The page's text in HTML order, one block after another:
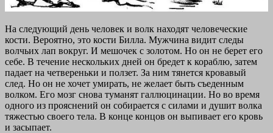
На следующий день человек и волк находят человеческие
кости. Вероятно, это кости Билла. Мужчина видит следы
волчьих лап вокруг. И мешочек с золотом. Но он не берет его
себе. В течение нескольких дней он бредет к кораблю, затем
падает на четвереньки и ползет. За ним тянется кровавый
след. Но он не хочет умирать, не желает быть съеденным
волком. Его мозг снова туманят галлюцинации. Но во время
одного из прояснений он собирается с силами и душит волка
тяжестью своего тела. В конце концов он выпивает его кровь
и засыпает.